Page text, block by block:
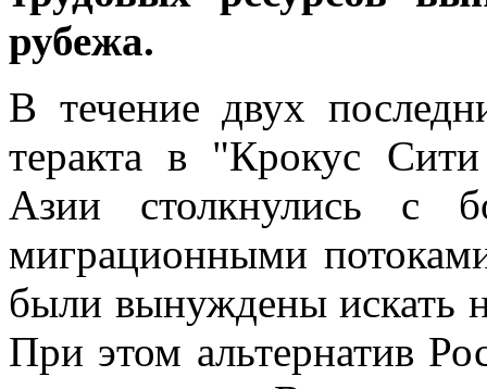
рубежа.
В течение двух
теракта в "Крокус
Азии столкнулись с
миграционными
были вынуждены искать
При этом альтернатив